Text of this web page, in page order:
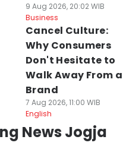
9 Aug 2026, 20:02 WIB
Business
Cancel Culture:
Why Consumers
Don't Hesitate to
Walk Away From a
Brand
7 Aug 2026, 11:00 WIB
English
News Jogja